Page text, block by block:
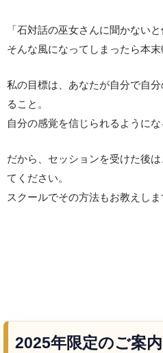
「石対話の巫女さんに聞かない
そんな風になってしまったら本末
私の目標は、あなたが自分で自
ること。
自分の感覚を信じられるようにな
だから、セッションを受けた後
てください。
スクールでその方法もお教えしま
2025年限定のご案内